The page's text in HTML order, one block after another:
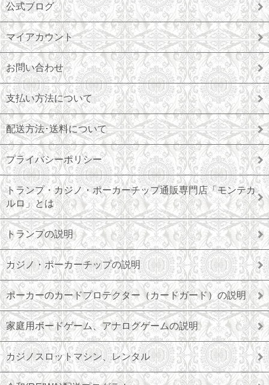
公式ブログ
マイアカウント
お問い合わせ
支払い方法について
配送方法･送料について
プライバシーポリシー
トランプ・カジノ・ポーカーチップ通販専門店「モンテカ
ルロ」とは
トランプの説明
カジノ・ポーカーチップの説明
ポーカーのカードプロテクター（カードガード）の説明
家庭用ボードゲーム、アナログゲームの説明
カジノスロットマシン、レンタル